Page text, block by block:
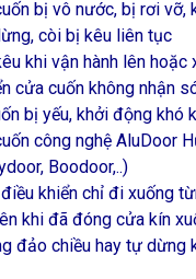
bị vô nước, bị rơi vỡ,
còi bị kêu liên tục
khi vận hành lên hoặc
cửa cuốn không nhận
bị yếu, khởi động khó
công nghệ AluDoor
Boodoor,..)
khiển chỉ đi xuống
khi đã đóng cửa kín
đảo chiều hay tự dừng